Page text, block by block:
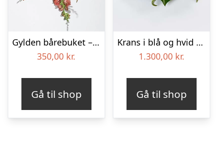
Gylden bårebuket – Blomster til begravelse
350,00 kr.
Gå til shop
Krans i blå og hvid – Blomster til begravelse
1.300,00 kr.
Gå til shop